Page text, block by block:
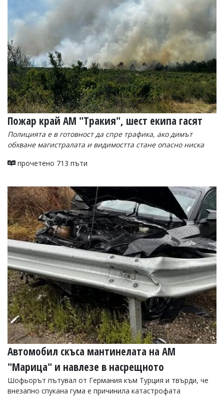
СПОРТ
БИЗНЕС
ЮГ
Управители:
Веселин
Василев,
email:
v.vasilev@flagman.bg
Катя
Касабова,
Иван
Колев,
email:
office@flagman.bg
Коментарите
под
статиите
се
въвеждат
от
читателите
и
редакцията
не
носи
отговорност
за
тях!
Ако
откриете
обиден
за
Пожар край АМ "Тракия", шест екипа гасят
Полицията е в готовност да спре трафика, ако димът
обхване магистралата и видимостта стане опасно ниска
прочетено 713 пъти
Автомобил скъса мантинелата на АМ
"Марица" и навлезе в насрещното
Шофьорът пътувал от Германия към Турция и твърди, че
внезапно спукана гума е причинила катастрофата